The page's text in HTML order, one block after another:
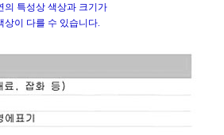
의 특성상 색상과 크기가
상이 다를 수 있습니다.